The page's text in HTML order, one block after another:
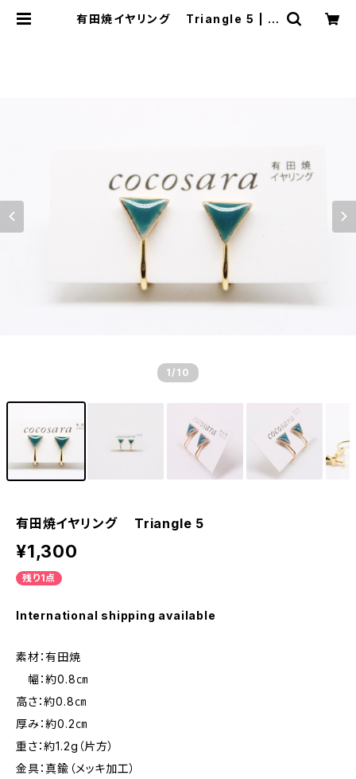
有田焼イヤリング Triangle 5 | 有
1 /10
有田焼イヤリング Triangle 5
¥1,300
残り1点
International shipping available
素材：有田焼
幅：約0.8㎝
高さ：約0.8㎝
厚み：約0.2㎝
重さ：約1.2g（片方）
金具：真鍮（メッキ加工）